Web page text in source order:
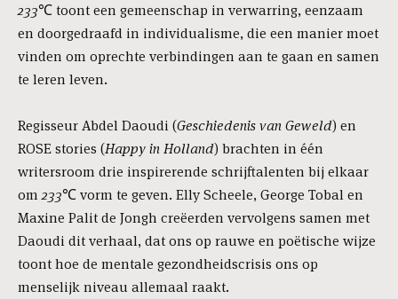
233℃ toont een gemeenschap in verwarring, eenzaam
en doorgedraafd in individualisme, die een manier moet
vinden om oprechte verbindingen aan te gaan en samen
te leren leven.
Regisseur Abdel Daoudi (Geschiedenis van Geweld) en
ROSE stories (Happy in Holland) brachten in één
writersroom drie inspirerende schrijftalenten bij elkaar
om233℃vorm te geven. Elly Scheele, George Tobal en
Maxine Palit de Jongh creëerden vervolgens samen met
Daoudi dit verhaal, dat ons op rauwe en poëtische wijze
toont hoe de mentale gezondheidscrisis ons op
menselijk niveau allemaal raakt.